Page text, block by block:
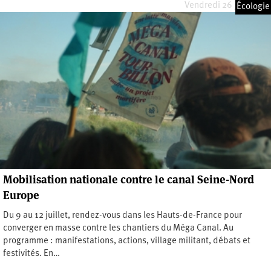
Vendredi 26 juin 2026
Écologie
Mobilisation nationale contre le canal Seine-Nord
Europe
Du 9 au 12 juillet, rendez-vous dans les Hauts-de-France pour
converger en masse contre les chantiers du Méga Canal. Au
programme : manifestations, actions, village militant, débats et
festivités. En…